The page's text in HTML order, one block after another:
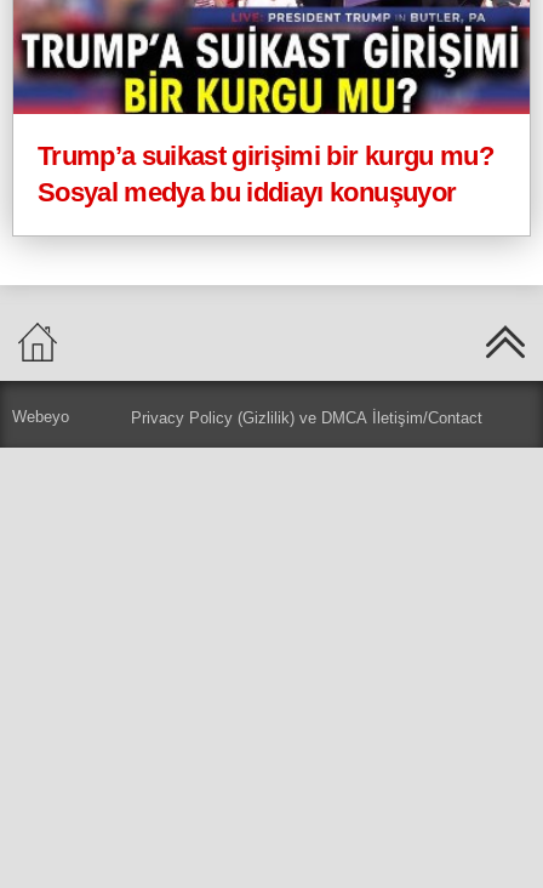
Trump’a suikast girişimi bir kurgu mu?
Sosyal medya bu iddiayı konuşuyor
Webeyo Privacy Policy (Gizlilik) ve DMCA İletişim/Contact